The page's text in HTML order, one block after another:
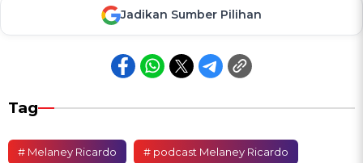
Jadikan Sumber Pilihan
Tag
# Melaney Ricardo # podcast Melaney Ricardo